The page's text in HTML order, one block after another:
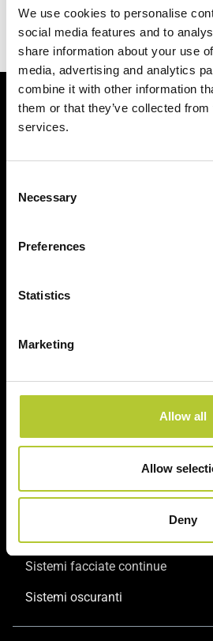
We use cookies to personalise
social media features and to
share information about your use
media, advertising and analytics
combine it with other information
them or that they’ve collected
services.
Selection
Necessary
Preferences
Statistics
Marketing
Allow all
Allow
Deny
Contattaci
Al vostro fianco per i
Sistemi finestre e portefinestre
Sistemi facciate continue
Sistemi oscuranti